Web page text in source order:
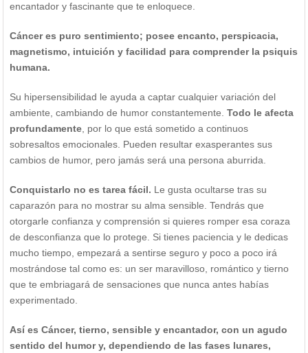
encantador y fascinante que te enloquece.
Cáncer es puro sentimiento; posee encanto, perspicacia,
magnetismo, intuición y facilidad para comprender la psiquis
humana.
Su hipersensibilidad le ayuda a captar cualquier variación del
ambiente, cambiando de humor constantemente. Todo le afecta
profundamente , por lo que está sometido a continuos
sobresaltos emocionales. Pueden resultar exasperantes sus
cambios de humor, pero jamás será una persona aburrida.
Conquistarlo no es tarea fácil. Le gusta ocultarse tras su
caparazón para no mostrar su alma sensible. Tendrás que
otorgarle confianza y comprensión si quieres romper esa coraza
de desconfianza que lo protege. Si tienes paciencia y le dedicas
mucho tiempo, empezará a sentirse seguro y poco a poco irá
mostrándose tal como es: un ser maravilloso, romántico y tierno
que te embriagará de sensaciones que nunca antes habías
experimentado.
Así es Cáncer, tierno, sensible y encantador, con un agudo
sentido del humor y, dependiendo de las fases lunares,